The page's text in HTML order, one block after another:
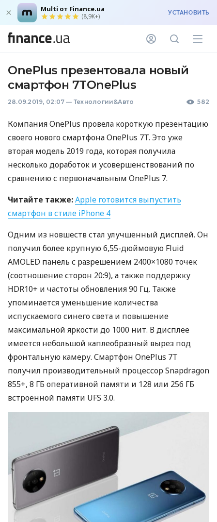
Multi от Finance.ua
(8,9K+) УСТАНОВИТЬ
OnePlus презентовала новый
смартфон 7TOnePlus
28.09.2019, 02:07 — Технологии&Авто 582
Компания OnePlus провела короткую презентацию
своего нового смартфона OnePlus 7T. Это уже
вторая модель 2019 года, которая получила
несколько доработок и усовершенствований по
сравнению с первоначальным OnePlus 7.
Читайте также:Apple готовится выпустить
смартфон в стиле iPhone 4
Одним из новшеств стал улучшенный дисплей. Он
получил более крупную 6,55-дюймовую Fluid
AMOLED панель с разрешением 2400×1080 точек
(соотношение сторон 20:9), а также поддержку
HDR10+ и частоты обновления 90 Гц. Также
упоминается уменьшение количества
испускаемого синего света и повышение
максимальной яркости до 1000 нит. В дисплее
имеется небольшой каплеобразный вырез под
фронтальную камеру. Смартфон OnePlus 7T
получил производительный процессор Snapdragon
855+, 8 ГБ оперативной памяти и 128 или 256 ГБ
встроенной памяти UFS 3.0.